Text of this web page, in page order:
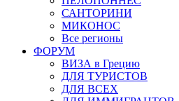
САНТОРИНИ
МИКОНОС
Все регионы
ФОРУМ
ВИЗА в Грецию
ДЛЯ ТУРИСТОВ
ДЛЯ ВСЕХ